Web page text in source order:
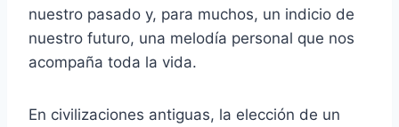
nuestro pasado y, para muchos, un indicio de
nuestro futuro, una melodía personal que nos
acompaña toda la vida.
En civilizaciones antiguas, la elección de un